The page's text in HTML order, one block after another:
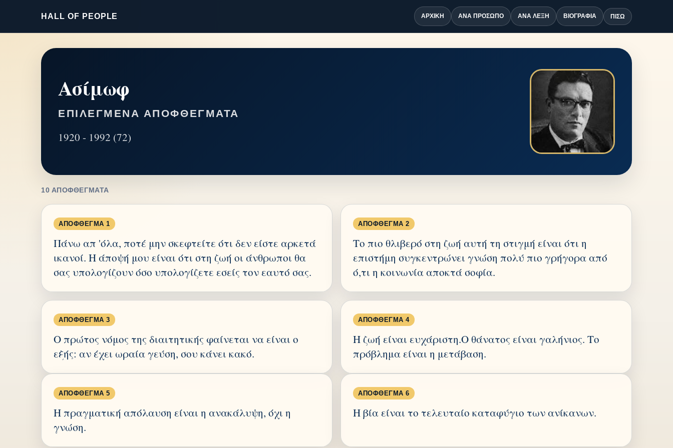
HALL OF PEOPLE ΑΡΧΙΚΉ ΑΝΆ ΠΡΌΣΩΠΟ ΑΝΆ ΛΈΞΗ ΒΙΟΓΡΑΦΊΑ ΠΊΣΩ
Ασίμωφ
ΕΠΙΛΕΓΜΈΝΑ ΑΠΟΦΘΈΓΜΑΤΑ
1920 - 1992 (72)
10 ΑΠΟΦΘΈΓΜΑΤΑ
ΑΠΌΦΘΕΓΜΑ 1
Πάνω απ 'όλα, ποτέ μην σκεφτείτε ότι δεν είστε αρκετά
ικανοί. Η άποψή μου είναι ότι στη ζωή οι άνθρωποι θα
σας υπολογίζουν όσο υπολογίζετε εσείς τον εαυτό σας.
ΑΠΌΦΘΕΓΜΑ 2
Το πιο θλιβερό στη ζωή αυτή τη στιγμή είναι ότι η
επιστήμη συγκεντρώνει γνώση πολύ πιο γρήγορα από
ό,τι η κοινωνία αποκτά σοφία.
ΑΠΌΦΘΕΓΜΑ 3
Ο πρώτος νόμος της διαιτητικής φαίνεται να είναι ο
εξής: αν έχει ωραία γεύση, σου κάνει κακό.
ΑΠΌΦΘΕΓΜΑ 4
Η ζωή είναι ευχάριστη.Ο θάνατος είναι γαλήνιος. Το
πρόβλημα είναι η μετάβαση.
ΑΠΌΦΘΕΓΜΑ 5
Η πραγματική απόλαυση είναι η ανακάλυψη, όχι η
γνώση.
ΑΠΌΦΘΕΓΜΑ 6
Η βία είναι το τελευταίο καταφύγιο των ανίκανων.